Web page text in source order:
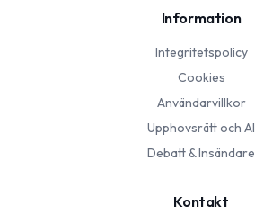
Information
Integritetspolicy
Cookies
Användarvillkor
Upphovsrätt och AI
Debatt & Insändare
Kontakt